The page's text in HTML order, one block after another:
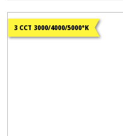
3 CCT 3000/4000/5000°K